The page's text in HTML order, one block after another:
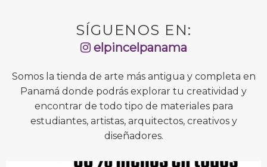
SÍGUENOS EN:
elpincelpanama
Somos la tienda de arte más antigua y completa en
Panamá donde podrás explorar tu creatividad y
encontrar de todo tipo de materiales para
estudiantes, artistas, arquitectos, creativos y
diseñadores.